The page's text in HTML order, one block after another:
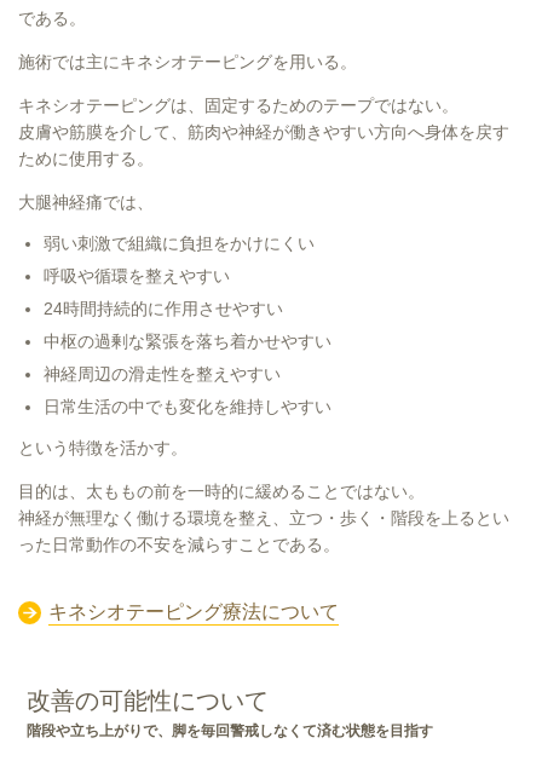
である。
施術では主にキネシオテーピングを用いる。
キネシオテーピングは、固定するためのテープではない。
皮膚や筋膜を介して、筋肉や神経が働きやすい方向へ身体を戻す
ために使用する。
大腿神経痛では、
弱い刺激で組織に負担をかけにくい
呼吸や循環を整えやすい
24時間持続的に作用させやすい
中枢の過剰な緊張を落ち着かせやすい
神経周辺の滑走性を整えやすい
日常生活の中でも変化を維持しやすい
という特徴を活かす。
目的は、太ももの前を一時的に緩めることではない。
神経が無理なく働ける環境を整え、立つ・歩く・階段を上るとい
った日常動作の不安を減らすことである。
キネシオテーピング療法について
改善の可能性について
階段や立ち上がりで、脚を毎回警戒しなくて済む状態を目指す